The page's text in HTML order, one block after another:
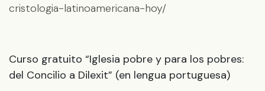
cristologia-latinoamericana-hoy/
Curso gratuito “Iglesia pobre y para los pobres:
del Concilio a Dilexit” (en lengua portuguesa)